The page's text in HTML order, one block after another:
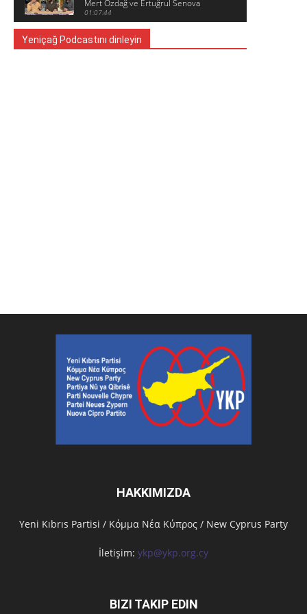
Mert Özdağ ve Ertuğrul Senova
01:07:44
Yeniçağ Podcastını dinleyin
HAKKIMIZDA
Υeni Kıbrıs Partisi / Κόμμα Νέα Κύπρος / New Cyprus Party
İletişim: ykp@ykp.org.cy
BIZI TAKIP EDIN